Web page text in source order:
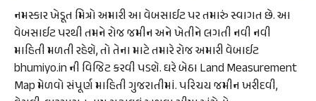
નમસ્કાર ખેડૂત મિત્રો અમારી આ વેબસાઈટ પર તમારું સ્વાગત છે. આ
વેબસાઈટ પરથી તમને રોજ જમીન અને ખેતીને લગતી નવી નવી
માહિતી મળતી રહેશે, તો તેના માટે તમારે રોજ અમારી વેબાઈટ
bhumiyo.in ની વિજિટ કરવી પડશે. ઘરે બેઠા Land Measurement
Map મેળવો સંપૂર્ણ માહિતી ગુજરાતીમાં. પરિચય જમીન ખરીદવી,